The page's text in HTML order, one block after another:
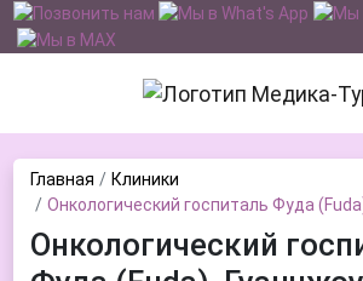
Главная
Клиники
Онкологический госпиталь Фуда
Онкологический